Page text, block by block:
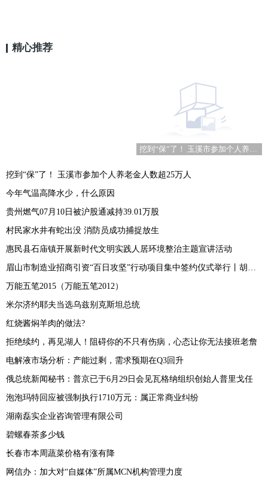
精心推荐
挖到“保”了！ 玉溪市参加个人养老金人数超25万人
挖到“保”了！ 玉溪市参加个人养老金人数超25万人
今年气温高降水少，什么原因
贵州燃气07月10日被沪股通减持39.01万股
村民家水井有蛇出没 消防员成功捕捉放生
惠民县石庙镇开展新时代文明实践人居环境整治主题宣讲活动
眉山市制造业招商引资“百日攻坚”行动项目集中签约仪式举行丨胡元坤刘舒琪陆建平邓智林致辞 黄河主持
万能五笔2015（万能五笔2012）
米尔济约耶夫当选乌兹别克斯坦总统
红烧酱焖羊肉的做法?
拒绝续约，再见湖人！阻碍你的不只有伤病，心态让你无法接班老詹
电解液市场分析：产能过剩，需求预期在Q3回升
俄总统新闻秘书：普京已于6月29日会见瓦格纳组织创始人普里戈任
泡泡玛特回应被强制执行1710万元：属正常商业纠纷
湖南磊实企业咨询管理有限公司
碧螺春茶多少钱
长春市本周蔬菜价格有涨有降
网信办：加大对“自媒体”所属MCN机构管理力度